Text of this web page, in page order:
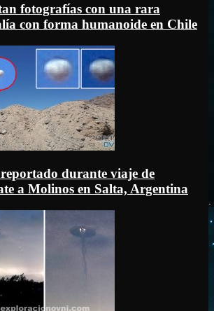
fotografías con una rara
con forma humanoide en Chile
durante viaje de
a Molinos en Salta, Argentina